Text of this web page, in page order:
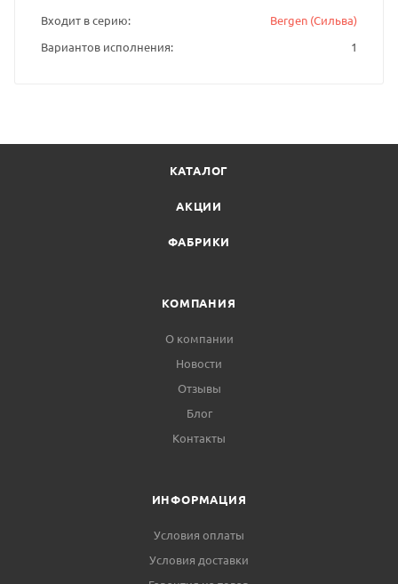
Входит в серию
Bergen (Сильва)
Вариантов исполнения
1
КАТАЛОГ
АКЦИИ
ФАБРИКИ
КОМПАНИЯ
О компании
Новости
Отзывы
Блог
Контакты
ИНФОРМАЦИЯ
Условия оплаты
Условия доставки